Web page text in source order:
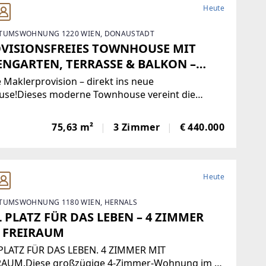
Heute
1220 WIEN, DONAUSTADT
TOWNHOUSE MIT
TERRASSE & BALKON –
WIE IM EIGENEN HAUS
Maklerprovision – direkt ins neue
moderne Townhouse vereint die
hochwertigen Neubauprojekts. Auf rund 75 m²
verteilt auf zwei Ebenen, erwartet Sie ein
75,63 m² 3 Zimmer € 440.000
Heute
1180 WIEN, HERNALS
PLATZ FÜR DAS LEBEN – 4 ZIMMER
FÜR DAS LEBEN. 4 ZIMMER MIT
großzügige 4-Zimmer-Wohnung im 1.